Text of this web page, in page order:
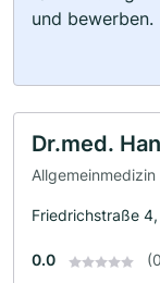
und bewerben.
Dr.med.
Allgemeinmedizin
Friedrichstraße
0.0